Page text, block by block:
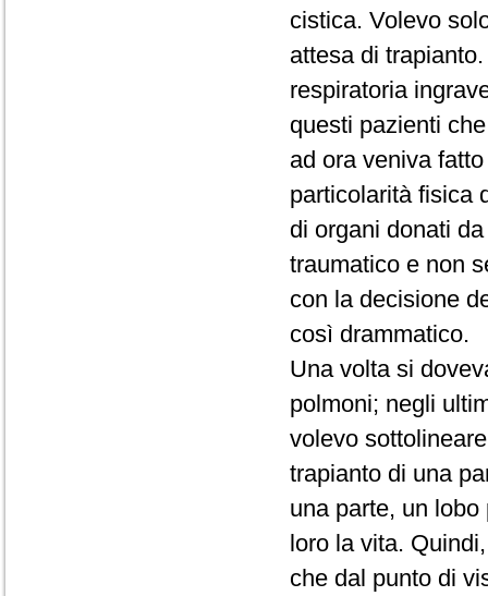
cistica. Volevo
attesa di
respiratoria
questi pazienti
ad ora veniva
particolarità fisica
di organi donati
traumatico e non
con la decisione
così drammatico.
Una volta si
polmoni; negli
volevo
trapianto di una
una parte, un
loro la vita.
che dal punto di